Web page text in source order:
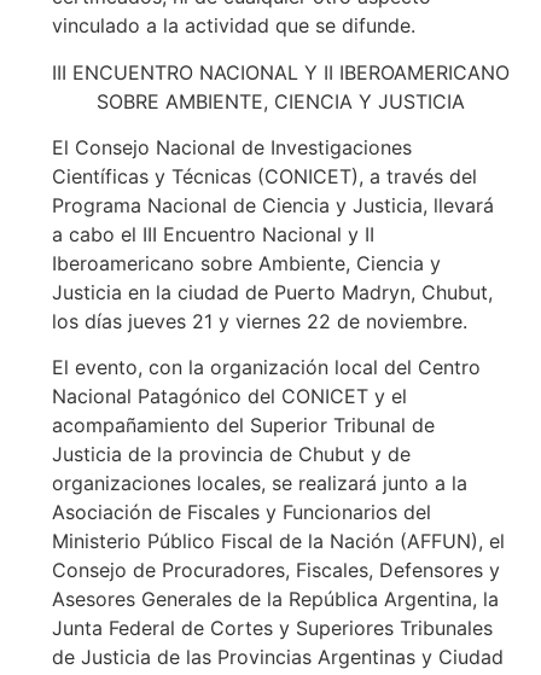
vinculado a la actividad que se difunde.
III ENCUENTRO NACIONAL Y II IBEROAMERICANO
SOBRE AMBIENTE, CIENCIA Y JUSTICIA
El Consejo Nacional de Investigaciones
Científicas y Técnicas (CONICET), a través del
Programa Nacional de Ciencia y Justicia, llevará
a cabo el III Encuentro Nacional y II
Iberoamericano sobre Ambiente, Ciencia y
Justicia en la ciudad de Puerto Madryn, Chubut,
los días jueves 21 y viernes 22 de noviembre.
El evento, con la organización local del Centro
Nacional Patagónico del CONICET y el
acompañamiento del Superior Tribunal de
Justicia de la provincia de Chubut y de
organizaciones locales, se realizará junto a la
Asociación de Fiscales y Funcionarios del
Ministerio Público Fiscal de la Nación (AFFUN), el
Consejo de Procuradores, Fiscales, Defensores y
Asesores Generales de la República Argentina, la
Junta Federal de Cortes y Superiores Tribunales
de Justicia de las Provincias Argentinas y Ciudad